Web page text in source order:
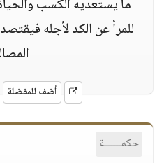
ما يستعديه الكسب
للمرأ عن الكد لأجله
أضف للمفضلة
حكمــــــة